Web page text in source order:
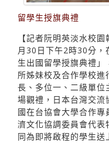
留學生授旗典禮
【記者阮明英淡水校
月30日下午2時30分
生出國留學授旗典禮
所姊妹校及合作學校
長、多位一、二級單
場觀禮，日本台灣交
國在台協會大學合作
濟文化協調委員會代
同為即將啟程的學生送